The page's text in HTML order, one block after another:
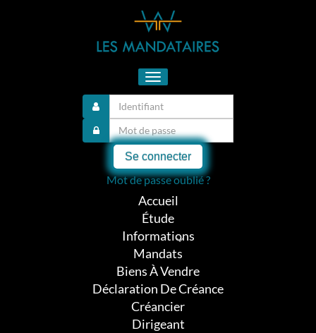
Toggle
navigation
Se connecter
Mot de passe oublié ?
Accueil
Étude
Informations
Mandats
Biens À Vendre
Déclaration De Créance
Créancier
Dirigeant